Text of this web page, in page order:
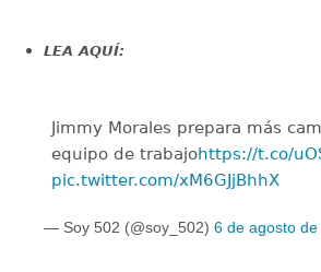
LEA AQUÍ:
Jimmy Morales prepara más
equipo de trabajohttps://t.co/
pic.twitter.com/xM6GJjBhhX
— Soy 502 (@soy_502) 6 de agosto